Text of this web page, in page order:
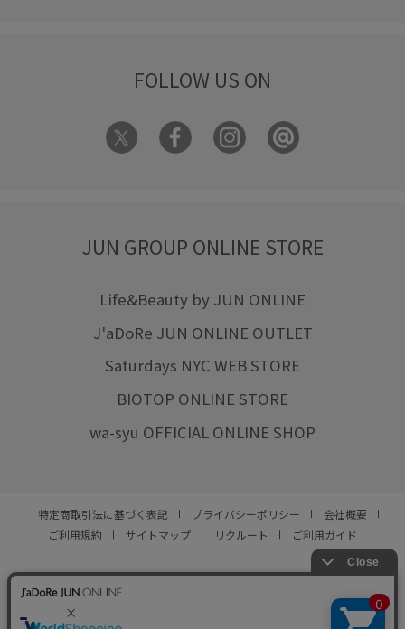
FOLLOW US ON
JUN GROUP ONLINE STORE
Life&Beauty by JUN ONLINE
J'aDoRe JUN ONLINE OUTLET
Saturdays NYC WEB STORE
BIOTOP ONLINE STORE
wa-syu OFFICIAL ONLINE SHOP
特定商取引法に基づく表記 プライバシーポリシー
会社概要
ご利用規約
サイトマップ リクルート ご利用ガイド
© JUN CO.,LTD. ALL RIGHTS RESERVED.